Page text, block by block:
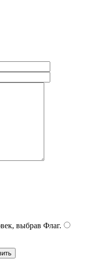
выбрав Флаг.